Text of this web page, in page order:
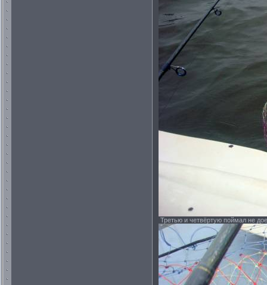
Третью и четвёртую поймал не